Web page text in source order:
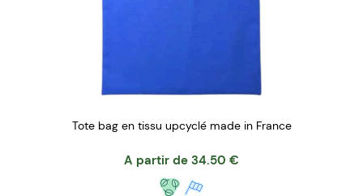
Tote bag en tissu upcyclé made in France
A partir de 34.50 €